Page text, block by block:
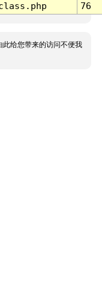
76
此给您带来的访问不便我